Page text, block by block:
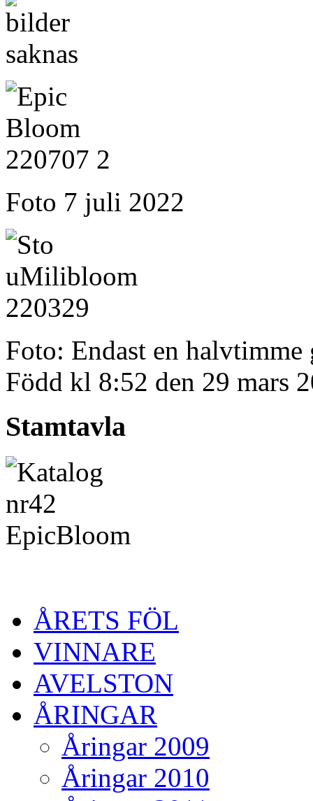
Foto 7 juli 2022
Foto: Endast en
Född kl 8:52 den 29 mars
Stamtavla
ÅRETS FÖL
VINNARE
AVELSTON
ÅRINGAR
Åringar 2009
Åringar 2010